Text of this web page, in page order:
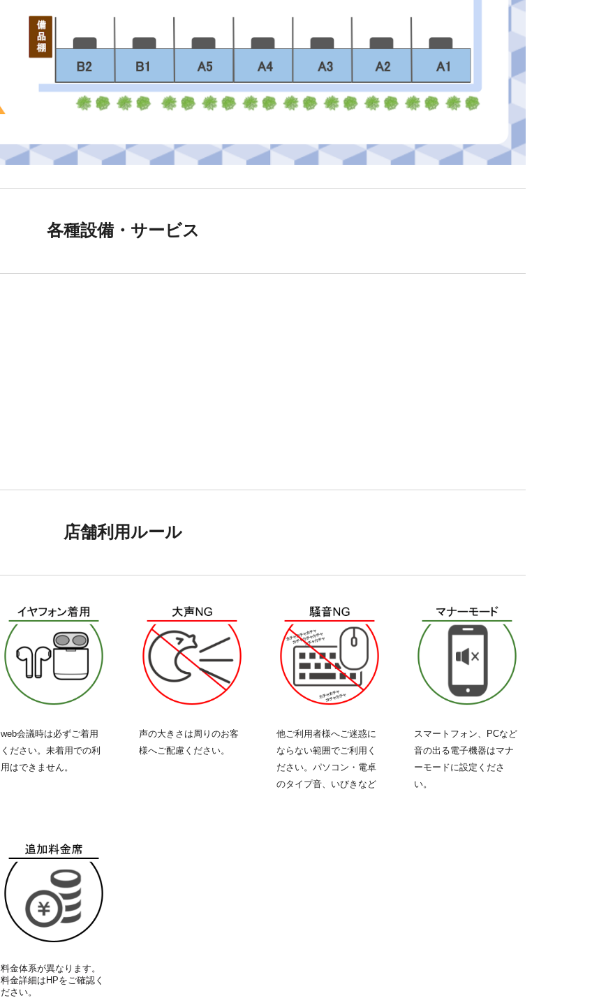
各種設備・サービス
店舗利用ルール
web会議時は必ずご着用
ください。未着用での利
用はできません。
声の大きさは周りのお客
様へご配慮ください。
他ご利用者様へご迷惑に
ならない範囲でご利用く
ださい。パソコン・電卓
のタイプ音、いびきなど
スマートフォン、PCなど
音の出る電子機器はマナ
ーモードに設定くださ
い。
料金体系が異なります。
料金詳細はHPをご確認く
ださい。